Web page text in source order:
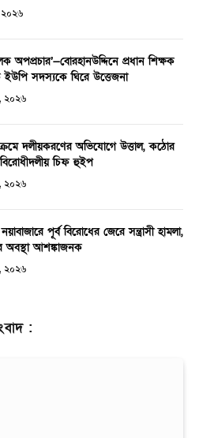
২০২৬
অপপ্রচার’—বোরহানউদ্দিনে প্রধান শিক্ষক
সদস্যকে ঘিরে উত্তেজনা
২০২৬
দলীয়করণের অভিযোগে উত্তাল, কঠোর
চিফ হুইপ
২০২৬
পূর্ব বিরোধের জেরে সন্ত্রাসী হামলা,
আশঙ্কাজনক
২০২৬
: